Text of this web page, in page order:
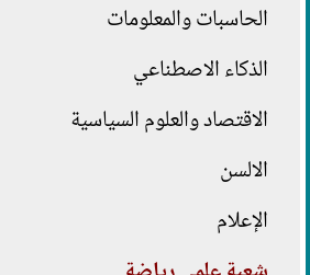
الحاسبات والمعلومات
الذكاء الاصطناعي
الاقتصاد والعلوم السياسية
الالسن
الإعلام